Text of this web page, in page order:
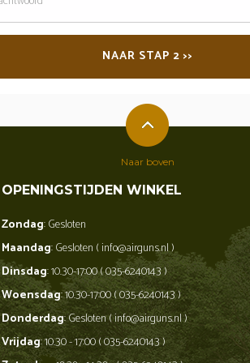
NAAR STAP 2 >>
OPENINGSTIJDEN WINKEL
Zondag: Gesloten
Maandag: Gesloten ( info@airguns.nl )
Dinsdag: 10.30-17:00 ( 035-6240143 )
Woensdag: 10.30-17:00 ( 035-6240143 )
Donderdag: Gesloten ( info@airguns.nl )
Vrijdag: 10.30 - 17:00 ( 035-6240143 )
Naar boven